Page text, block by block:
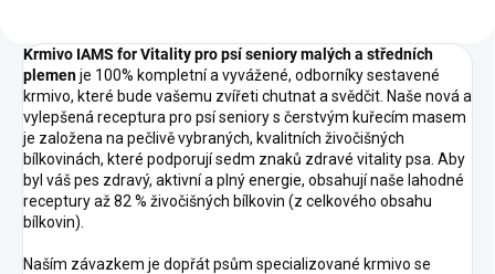
Krmivo IAMS for Vitality pro psí seniory malých a středních
plemenje 100% kompletní a vyvážené, odborníky sestavené
krmivo, které bude vašemu zvířeti chutnat a svědčit. Naše nová a
vylepšená receptura pro psí seniory s čerstvým kuřecím masem
je založena na pečlivě vybraných, kvalitních živočišných
bílkovinách, které podporují sedm znaků zdravé vitality psa. Aby
byl váš pes zdravý, aktivní a plný energie, obsahují naše lahodné
receptury až 82 % živočišných bílkovin (z celkového obsahu
bílkovin).
Naším závazkem je dopřát psům specializované krmivo se